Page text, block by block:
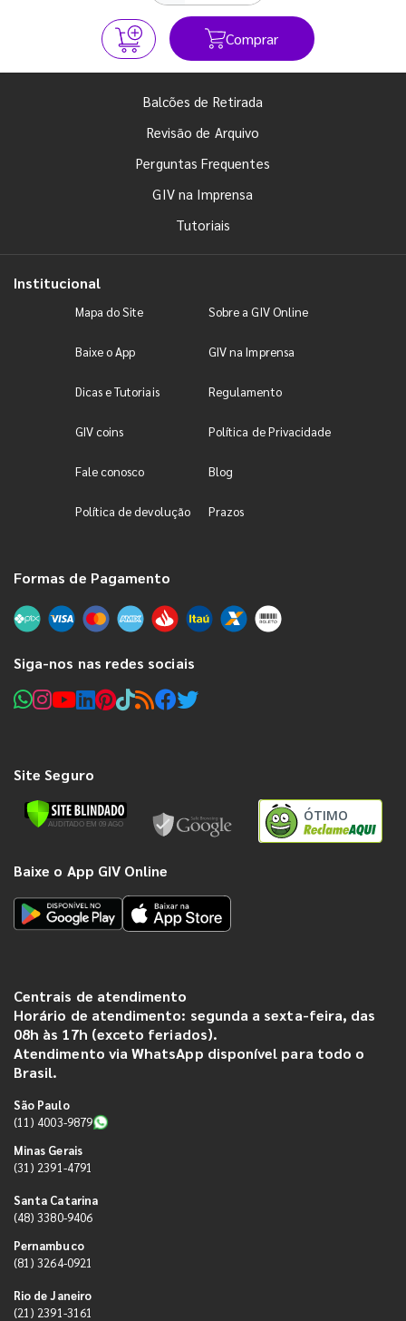
Comprar
Balcões de Retirada
Revisão de Arquivo
Perguntas Frequentes
GIV na Imprensa
Tutoriais
Institucional
Mapa do Site Sobre a GIV Online
Baixe o App GIV na Imprensa
Dicas e Tutoriais Regulamento
GIV coins Política de Privacidade
Fale conosco Blog
Política de devolução Prazos
Formas de Pagamento
Siga-nos nas redes sociais
Site Seguro
ÓTIMO
Baixe o App GIV Online
Centrais de atendimento
Horário de atendimento: segunda a sexta-feira, das
08h às 17h (exceto feriados).
Atendimento via WhatsApp disponível para todo o
Brasil.
São Paulo
(11) 4003-9879
Minas Gerais
(31) 2391-4791
Santa Catarina
(48) 3380-9406
Pernambuco
(81) 3264-0921
Rio de Janeiro
(21) 2391-3161